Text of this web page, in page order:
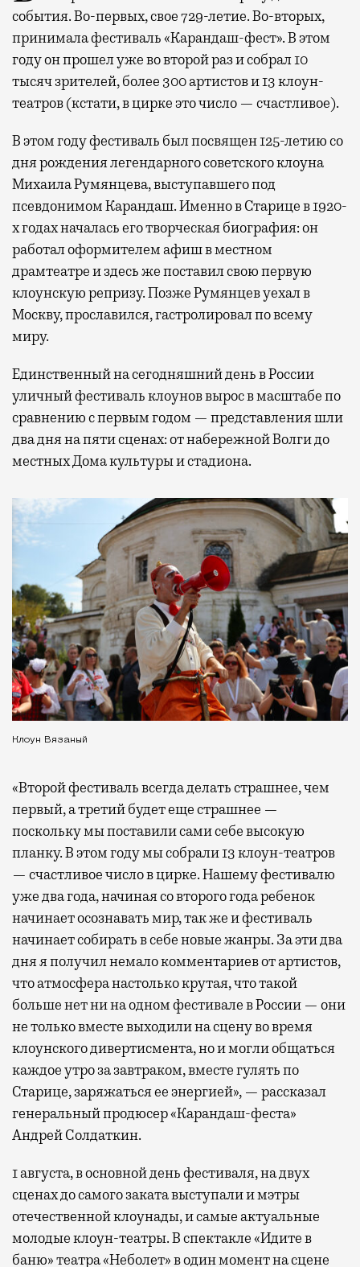
события. Во-первых, свое 729-летие. Во-вторых,
принимала фестиваль «Карандаш-фест». В этом
году он прошел уже во второй раз и собрал 10
тысяч зрителей, более 300 артистов и 13 клоун-
театров (кстати, в цирке это число — счастливое).
В этом году фестиваль был посвящен 125-летию со
дня рождения легендарного советского клоуна
Михаила Румянцева, выступавшего под
псевдонимом Карандаш. Именно в Старице в 1920-
х годах началась его творческая биография: он
работал оформителем афиш в местном
драмтеатре и здесь же поставил свою первую
клоунскую репризу. Позже Румянцев уехал в
Москву, прославился, гастролировал по всему
миру.
Единственный на сегодняшний день в России
уличный фестиваль клоунов вырос в масштабе по
сравнению с первым годом — представления шли
два дня на пяти сценах: от набережной Волги до
местных Дома культуры и стадиона.
Клоун Вязаный
«Второй фестиваль всегда делать страшнее, чем
первый, а третий будет еще страшнее —
поскольку мы поставили сами себе высокую
планку. В этом году мы собрали 13 клоун-театров
— счастливое число в цирке. Нашему фестивалю
уже два года, начиная со второго года ребенок
начинает осознавать мир, так же и фестиваль
начинает собирать в себе новые жанры. За эти два
дня я получил немало комментариев от артистов,
что атмосфера настолько крутая, что такой
больше нет ни на одном фестивале в России — они
не только вместе выходили на сцену во время
клоунского дивертисмента, но и могли общаться
каждое утро за завтраком, вместе гулять по
Старице, заряжаться ее энергией», — рассказал
генеральный продюсер «Карандаш-феста»
Андрей Солдаткин.
1 августа, в основной день фестиваля, на двух
сценах до самого заката выступали и мэтры
отечественной клоунады, и самые актуальные
молодые клоун-театры. В спектакле «Идите в
баню» театра «Неболет» в один момент на сцене